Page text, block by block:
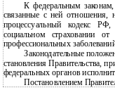
К федеральным
связанные с ней отношения,
процессуальный кодекс
социальном страховании
профессиональных
Законодательные
становления Правительства,
федеральных органов
Постановлением